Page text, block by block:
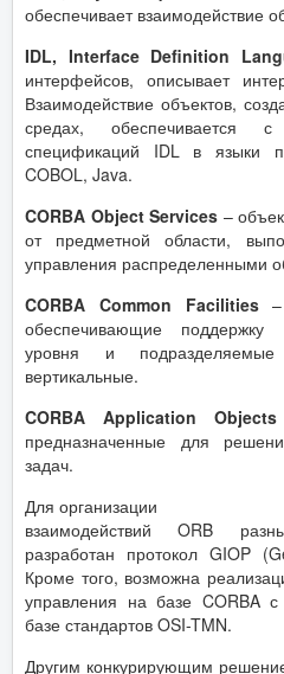
обеспечивает взаимодействие
IDL, Interface Definition
интерфейсов, описывает
Взаимодействие объектов,
средах, обеспечивается
спецификаций IDL в языки
COBOL, Java.
CORBA Object Services –
от предметной области,
управления распределенными
CORBA Common Facilities–
обеспечивающие поддержку
уровня и
вертикальные.
CORBA Application Objects
предназначенные для
задач.
Для организации
взаимодействий ORB
разработан протокол GIOP
Кроме того, возможна
управления на базе CORBA
базе стандартов OSI-TMN.
Другим конкурирующим